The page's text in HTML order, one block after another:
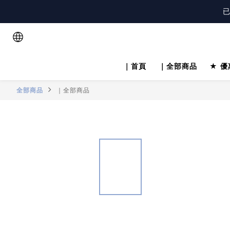
註
註
｜首頁
｜全部商品 ★ 優
全部商品 ｜全部商品